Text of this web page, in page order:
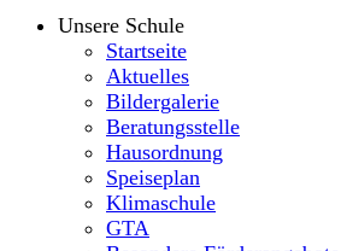
Unsere Schule
Startseite
Aktuelles
Bildergalerie
Beratungsstelle
Hausordnung
Speiseplan
Klimaschule
GTA